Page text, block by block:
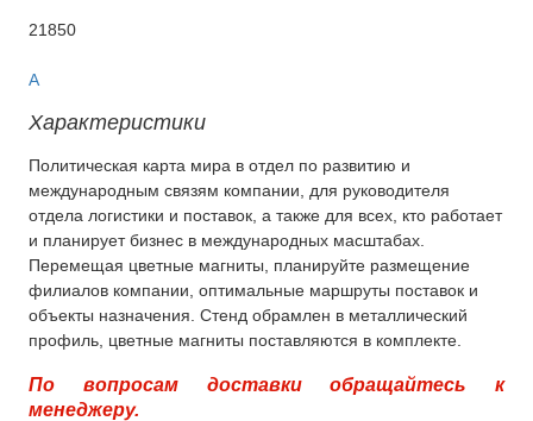
21850
A
Характеристики
Политическая карта мира в отдел по развитию и
международным связям компании, для руководителя
отдела логистики и поставок, а также для всех, кто работает
и планирует бизнес в международных масштабах.
Перемещая цветные магниты, планируйте размещение
филиалов компании, оптимальные маршруты поставок и
объекты назначения. Стенд обрамлен в металлический
профиль, цветные магниты поставляются в комплекте.
По вопросам доставки обращайтесь к
менеджеру.